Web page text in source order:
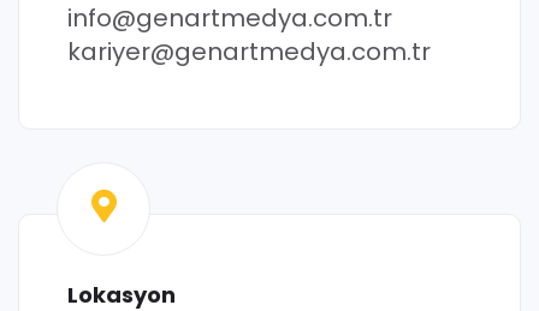
info@genartmedya.com.tr
kariyer@genartmedya.com.tr
Lokasyon